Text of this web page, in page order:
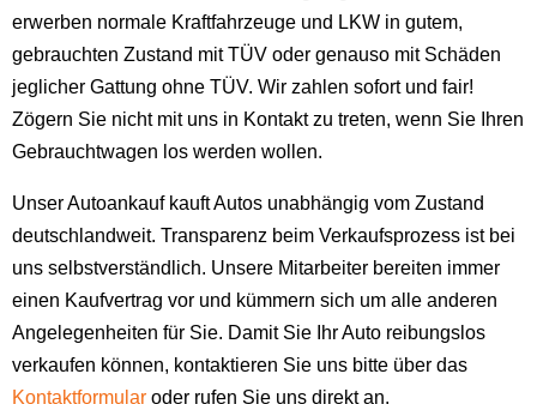
erwerben normale Kraftfahrzeuge und LKW in gutem,
gebrauchten Zustand mit TÜV oder genauso mit Schäden
jeglicher Gattung ohne TÜV. Wir zahlen sofort und fair!
Zögern Sie nicht mit uns in Kontakt zu treten, wenn Sie Ihren
Gebrauchtwagen los werden wollen.
Unser Autoankauf kauft Autos unabhängig vom Zustand
deutschlandweit. Transparenz beim Verkaufsprozess ist bei
uns selbstverständlich. Unsere Mitarbeiter bereiten immer
einen Kaufvertrag vor und kümmern sich um alle anderen
Angelegenheiten für Sie. Damit Sie Ihr Auto reibungslos
verkaufen können, kontaktieren Sie uns bitte über das
Kontaktformular oder rufen Sie uns direkt an.